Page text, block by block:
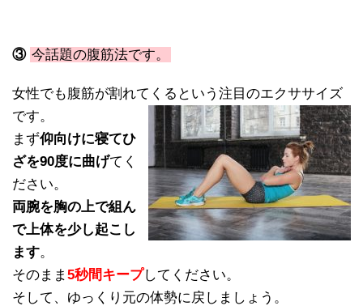
③ 今話題の腹筋法です。
女性でも腹筋が割れてくるという注目のエクササイズ
です。
まず仰向けに寝てひ
ざを90度に曲げてく
ださい。
両腕を胸の上で組ん
で上体を少し起こし
ます。
そのまま 5秒間キープしてください。
そして、ゆっくり元の体勢に戻しましょう。